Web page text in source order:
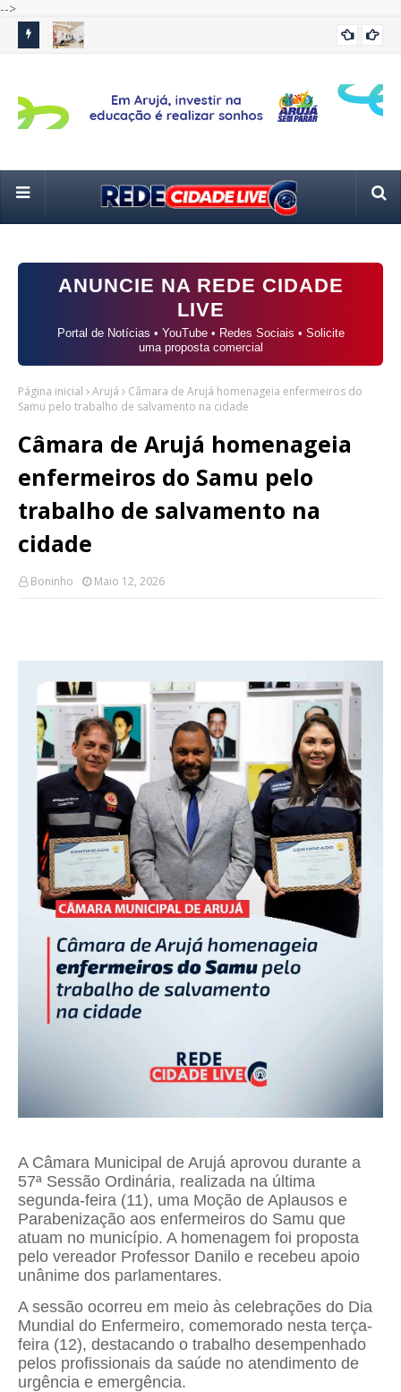
-->
ANUNCIE NA REDE CIDADE
LIVE
Portal de Notícias • YouTube • Redes Sociais • Solicite
uma proposta comercial
Página inicial Arujá
Câmara de Arujá homenageia enfermeiros do
Samu pelo trabalho de salvamento na cidade
Câmara de Arujá homenageia
enfermeiros do Samu pelo
trabalho de salvamento na
cidade
Boninho Maio 12, 2026
A Câmara Municipal de Arujá aprovou durante a
57ª Sessão Ordinária, realizada na última
segunda-feira (11), uma Moção de Aplausos e
Parabenização aos enfermeiros do Samu que
atuam no município. A homenagem foi proposta
pelo vereador Professor Danilo e recebeu apoio
unânime dos parlamentares.
A sessão ocorreu em meio às celebrações do Dia
Mundial do Enfermeiro, comemorado nesta terça-
feira (12), destacando o trabalho desempenhado
pelos profissionais da saúde no atendimento de
urgência e emergência.